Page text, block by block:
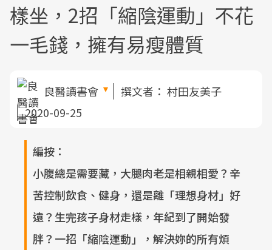
樣坐，2招「縮陰運動」不花
一毛錢，擁有易瘦體質
良醫讀書會 撰文者： 村田友美子
2020-09-25
編按：
小腹總是需要藏，大腿肉老是相親相愛？辛
苦控制飲食、健身，還是離「理想身材」好
遠？生完孩子身材走樣，年紀到了開始發
胖？一招「縮陰運動」，解決妳的所有煩